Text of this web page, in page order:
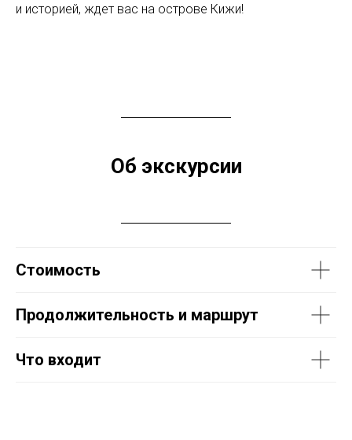
и историей, ждет вас на острове Кижи!
Об экскурсии
Стоимость
Продолжительность и маршрут
Что входит